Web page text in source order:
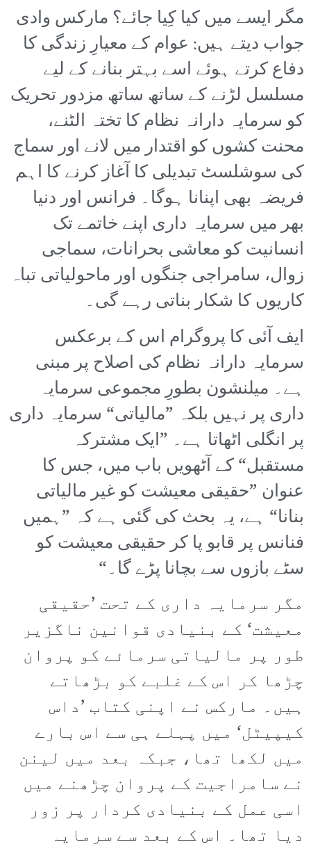
مگر ایسے میں کیا کِیا جائے؟ مارکس وادی
جواب دیتے ہیں: عوام کے معیارِ زندگی کا
دفاع کرتے ہوئے اسے بہتر بنانے کے لیے
مسلسل لڑنے کے ساتھ ساتھ مزدور تحریک
کو سرمایہ دارانہ نظام کا تختہ الٹنے،
محنت کشوں کو اقتدار میں لانے اور سماج
کی سوشلسٹ تبدیلی کا آغاز کرنے کا اہم
فریضہ بھی اپنانا ہوگا۔ فرانس اور دنیا
بھر میں سرمایہ داری اپنے خاتمے تک
انسانیت کو معاشی بحرانات، سماجی
زوال، سامراجی جنگوں اور ماحولیاتی تباہ
کاریوں کا شکار بناتی رہے گی۔
ایف آئی کا پروگرام اس کے برعکس
سرمایہ دارانہ نظام کی اصلاح پر مبنی
ہے۔ میلنشون بطورِ مجموعی سرمایہ
داری پر نہیں بلکہ ”مالیاتی“ سرمایہ داری
پر انگلی اٹھاتا ہے۔ ”ایک مشترکہ
مستقبل“ کے آٹھویں باب میں، جس کا
عنوان ”حقیقی معیشت کو غیر مالیاتی
بنانا“ ہے، یہ بحث کی گئی ہے کہ ”ہمیں
فنانس پر قابو پا کر حقیقی معیشت کو
سٹے بازوں سے بچانا پڑے گا۔“
مگر سرمایہ داری کے تحت ’حقیقی
معیشت‘ کے بنیادی قوانین ناگزیر
طور پر مالیاتی سرمائے کو پروان
چڑھا کر اس کے غلبے کو بڑھاتے
ہیں۔ مارکس نے اپنی کتاب ’داس
کیپیٹل‘ میں پہلے ہی سے اس بارے
میں لکھا تھا، جبکہ بعد میں لینن
نے سامراجیت کے پروان چڑھنے میں
اسی عمل کے بنیادی کردار پر زور
دیا تھا۔ اس کے بعد سے سرمایہ